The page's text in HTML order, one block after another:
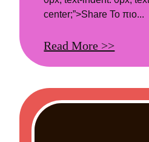
center;”>Share Το πιο...
Read More >>